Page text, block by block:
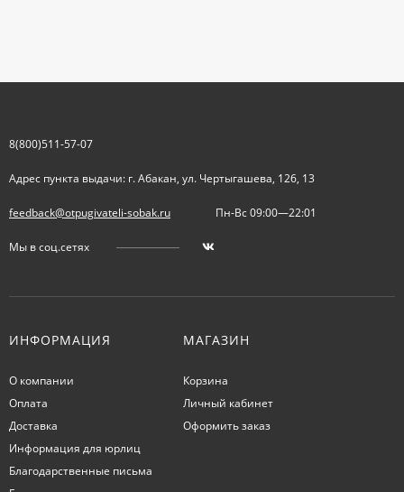
8(800)511-57-07
Адрес пункта выдачи: г. Абакан, ул. Чертыгашева, 126, 13
feedback@otpugivateli-sobak.ru Пн-Вс 09:00—22:01
Мы в соц.сетях
ИНФОРМАЦИЯ
О компании
Оплата
Доставка
Информация для юрлиц
Благодарственные письма
МАГАЗИН
Корзина
Личный кабинет
Оформить заказ